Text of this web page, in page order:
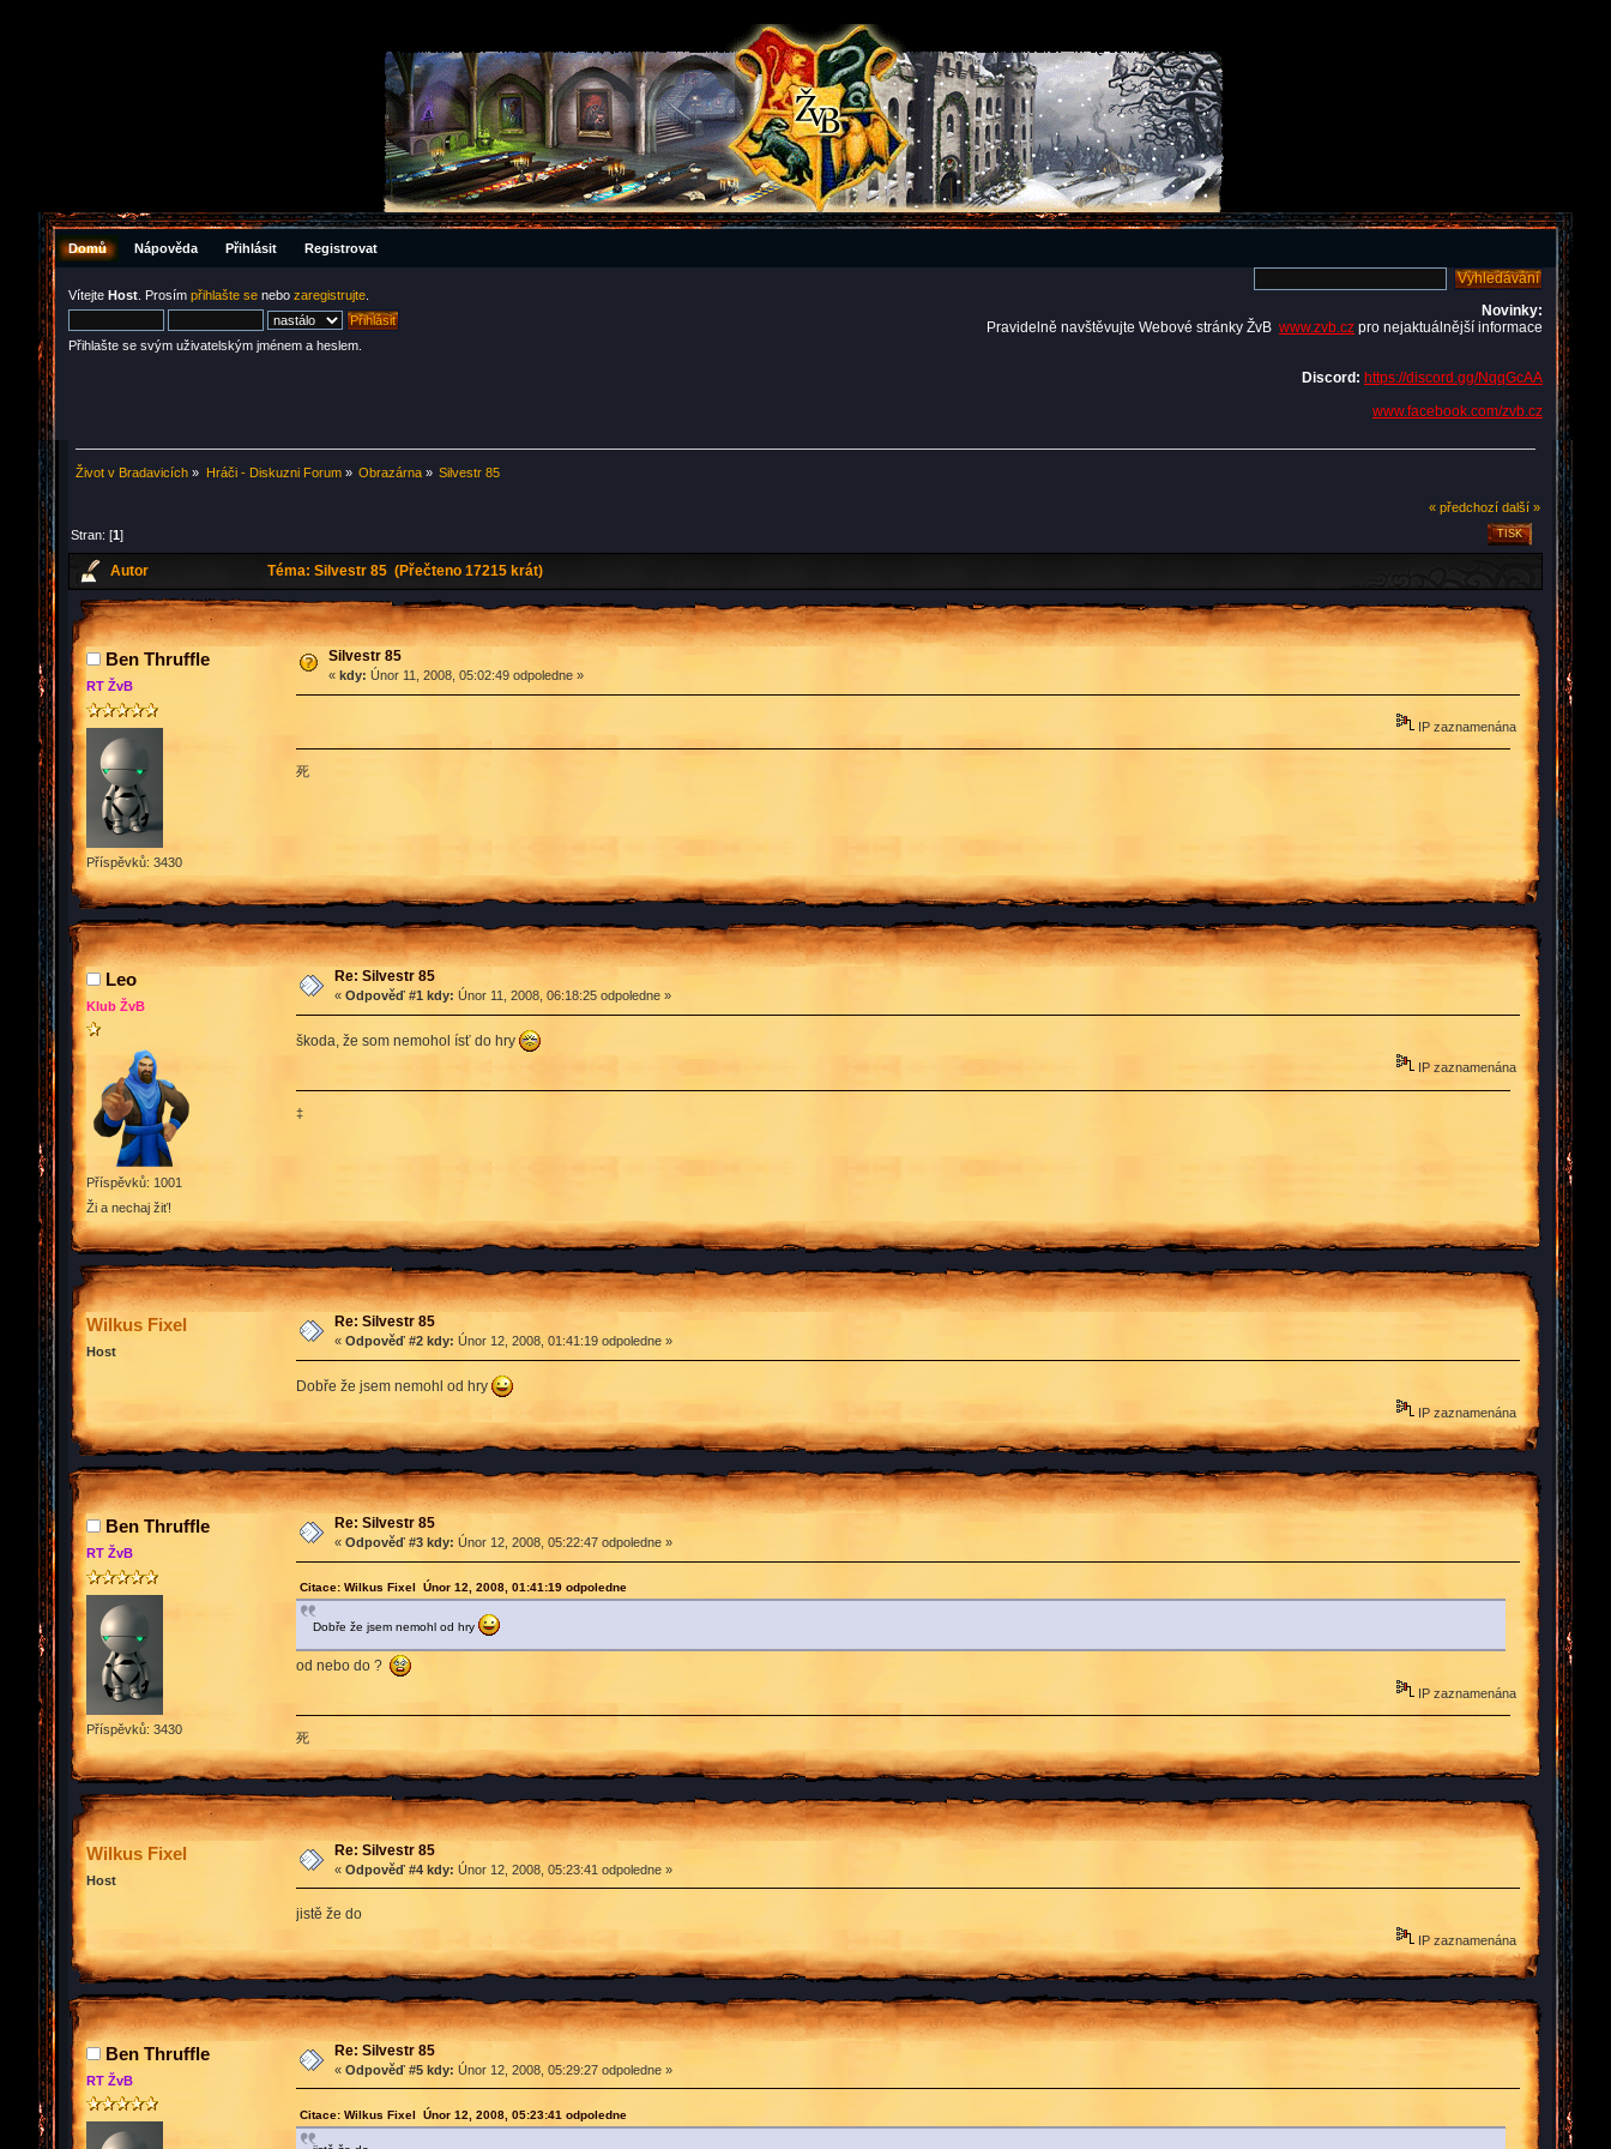
Domů Nápověda Přihlásit Registrovat
Vítejte Host . Prosím přihlašte se nebo zaregistrujte
Přihlašte se svým uživatelským jménem a heslem.
Novinky:
Pravidelně navštěvujte Webové stránky ŽvB www.zvb.cz pro nejaktuálnější informace
Discord: https://discord.gg/NqqGcAA
www.facebook.com/zvb.cz
Život v Bradavicích » Hráči - Diskuzni Forum» Obrazárna» Silvestr 85
« předchozí další »
TISK
Stran: [1]
Autor Téma: Silvestr 85 (Přečteno 17215 krát)
Ben Thruffle
RT ŽvB
Příspěvků: 3430
Silvestr 85
« kdy: Únor 11, 2008, 05:02:49 odpoledne »
IP zaznamenána
死
Leo
Klub ŽvB
Příspěvků: 1001
Ži a nechaj žiť!
Re: Silvestr 85
« Odpověď #1 kdy: Únor 11, 2008, 06:18:25 odpoledne »
škoda, že som nemohol ísť do hry
IP zaznamenána
‡
Wilkus Fixel
Host
Re: Silvestr 85
« Odpověď #2 kdy: Únor 12, 2008, 01:41:19 odpoledne »
Dobře že jsem nemohl od hry
IP zaznamenána
Ben Thruffle
RT ŽvB
Příspěvků: 3430
Re: Silvestr 85
« Odpověď #3 kdy: Únor 12, 2008, 05:22:47 odpoledne »
Citace: Wilkus Fixel Únor 12, 2008, 01:41:19 odpoledne
Dobře že jsem nemohl od hry
od nebo do ?
IP zaznamenána
死
Wilkus Fixel
Host
Re: Silvestr 85
« Odpověď #4 kdy: Únor 12, 2008, 05:23:41 odpoledne »
jistě že do
IP zaznamenána
Ben Thruffle
RT ŽvB
Re: Silvestr 85
« Odpověď #5 kdy: Únor 12, 2008, 05:29:27 odpoledne »
Citace: Wilkus Fixel Únor 12, 2008, 05:23:41 odpoledne